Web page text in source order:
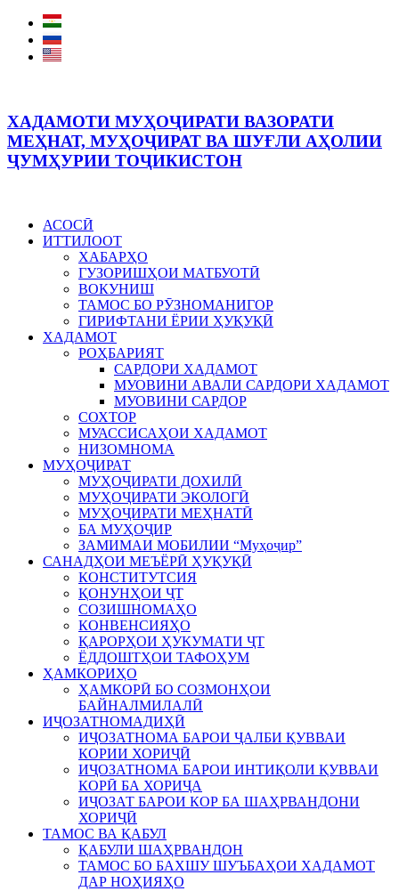
ХАДАМОТИ МУҲОҶИРАТИ ВАЗОРАТИ
МЕҲНАТ, МУҲОҶИРАТ ВА ШУҒЛИ АҲОЛИИ
ҶУМҲУРИИ ТОҶИКИСТОН
АСОСӢ
ИТТИЛООТ
ХАБАРҲО
ГУЗОРИШҲОИ МАТБУОТӢ
ВОКУНИШ
ТАМОС БО РӮЗНОМАНИГОР
ГИРИФТАНИ ЁРИИ ҲУҚУҚӢ
ХАДАМОТ
РОҲБАРИЯТ
САРДОРИ ХАДАМОТ
МУОВИНИ АВАЛИ САРДОРИ ХАДАМОТ
МУОВИНИ САРДОР
СОХТОР
МУАССИСАҲОИ ХАДАМОТ
НИЗОМНОМА
МУҲОҶИРАТ
МУҲОҶИРАТИ ДОХИЛӢ
МУҲОҶИРАТИ ЭКОЛОГӢ
МУҲОҶИРАТИ МЕҲНАТӢ
БА МУҲОҶИР
ЗАМИМАИ МОБИЛИИ “Муҳоҷир”
САНАДҲОИ МЕЪЁРӢ ҲУҚУҚӢ
КОНСТИТУТСИЯ
ҚОНУНҲОИ ҶТ
СОЗИШНОМАҲО
КОНВЕНСИЯҲО
ҚАРОРҲОИ ҲУКУМАТИ ҶТ
ЁДДОШТҲОИ ТАФОҲУМ
ҲАМКОРИҲО
ҲАМКОРӢ БО СОЗМОНҲОИ
БАЙНАЛМИЛАЛӢ
ИҶОЗАТНОМАДИҲӢ
ИҶОЗАТНОМА БАРОИ ҶАЛБИ ҚУВВАИ
КОРИИ ХОРИҶӢ
ИҶОЗАТНОМА БАРОИ ИНТИҚОЛИ ҚУВВАИ
КОРӢ БА ХОРИҶА
ИҶОЗАТ БАРОИ КОР БА ШАҲРВАНДОНИ
ХОРИҶӢ
ТАМОС ВА ҚАБУЛ
ҚАБУЛИ ШАҲРВАНДОН
ТАМОС БО БАХШУ ШУЪБАҲОИ ХАДАМОТ
ДАР НОҲИЯҲО